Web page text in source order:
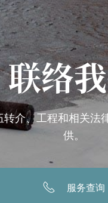
联络
介、工程和相关法
供。
服务查询